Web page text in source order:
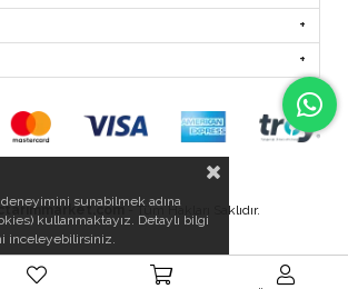
- Tüm Hakları Saklıdır.
sunabilmek adına
kullanmaktayız. Detaylı bilgi
inceleyebilirsiniz.